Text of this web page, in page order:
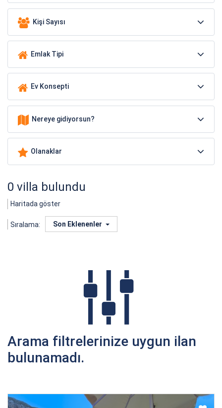
Kişi Sayısı
Emlak Tipi
Ev Konsepti
Nereye gidiyorsun?
Olanaklar
0 villa bulundu
Haritada göster
Sıralama: Son Eklenenler
Arama filtrelerinize uygun ilan
bulunamadı.